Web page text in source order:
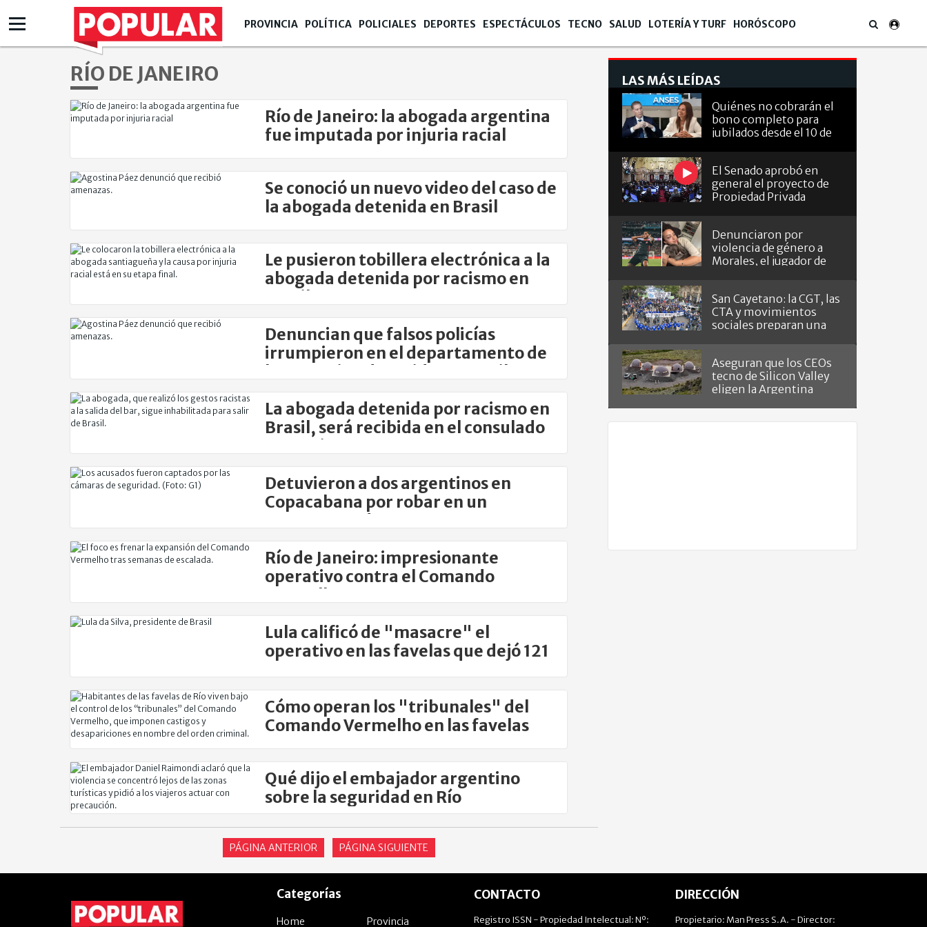
PROVINCIA POLÍTICA POLICIALES DEPORTES ESPECTÁCULOS TECNO SALUD LOTERÍA Y TURF HORÓSCOPO
RÍO DE JANEIRO
Río de Janeiro: la abogada argentina
fue imputada por injuria racial
Se conoció un nuevo video del caso de
la abogada detenida en Brasil
Le pusieron tobillera electrónica a la
abogada detenida por racismo en
Brasil
Denuncian que falsos policías
irrumpieron en el departamento de
la argentina detenida en Brasil
La abogada detenida por racismo en
Brasil, será recibida en el consulado
argentino
Detuvieron a dos argentinos en
Copacabana por robar en un
supermercado
Río de Janeiro: impresionante
operativo contra el Comando
Vermelho
Lula calificó de "masacre" el
operativo en las favelas que dejó 121
Cómo operan los "tribunales" del
Comando Vermelho en las favelas
Qué dijo el embajador argentino
sobre la seguridad en Río
PÁGINA ANTERIOR PÁGINA SIGUIENTE
LAS MÁS LEÍDAS
Quiénes no cobrarán el
bono completo para
jubilados desde el 10 de
El Senado aprobó en
general el proyecto de
Propiedad Privada
Denunciaron por
violencia de género a
Morales, el jugador de
San Cayetano: la CGT, las
CTA y movimientos
sociales preparan una
Aseguran que los CEOs
tecno de Silicon Valley
eligen la Argentina
Categorías
Home Provincia
CONTACTO
Registro ISSN - Propiedad Intelectual: Nº:
DIRECCIÓN
Propietario: Man Press S.A. - Director: